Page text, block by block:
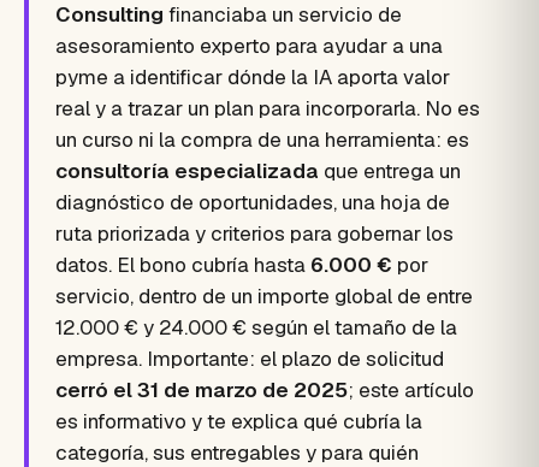
Consulting financiaba un servicio de
asesoramiento experto para ayudar a una
pyme a identificar dónde la IA aporta valor
real y a trazar un plan para incorporarla. No es
un curso ni la compra de una herramienta: es
consultoría especializada que entrega un
diagnóstico de oportunidades, una hoja de
ruta priorizada y criterios para gobernar los
datos. El bono cubría hasta 6.000 € por
servicio, dentro de un importe global de entre
12.000 € y 24.000 € según el tamaño de la
empresa. Importante: el plazo de solicitud
cerró el 31 de marzo de 2025; este artículo
es informativo y te explica qué cubría la
categoría, sus entregables y para quién